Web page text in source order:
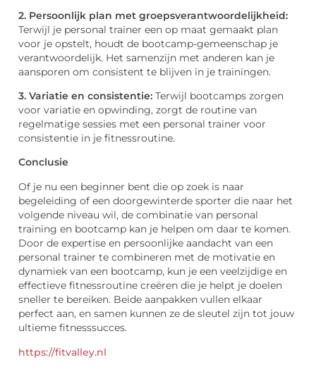
2. Persoonlijk plan met groepsverantwoordelijkheid:
Terwijl je personal trainer een op maat gemaakt plan
voor je opstelt, houdt de bootcamp-gemeenschap je
verantwoordelijk. Het samenzijn met anderen kan je
aansporen om consistent te blijven in je trainingen.
3. Variatie en consistentie: Terwijl bootcamps zorgen
voor variatie en opwinding, zorgt de routine van
regelmatige sessies met een personal trainer voor
consistentie in je fitnessroutine.
Conclusie
Of je nu een beginner bent die op zoek is naar
begeleiding of een doorgewinterde sporter die naar het
volgende niveau wil, de combinatie van personal
training en bootcamp kan je helpen om daar te komen.
Door de expertise en persoonlijke aandacht van een
personal trainer te combineren met de motivatie en
dynamiek van een bootcamp, kun je een veelzijdige en
effectieve fitnessroutine creëren die je helpt je doelen
sneller te bereiken. Beide aanpakken vullen elkaar
perfect aan, en samen kunnen ze de sleutel zijn tot jouw
ultieme fitnesssucces.
https://fitvalley.nl